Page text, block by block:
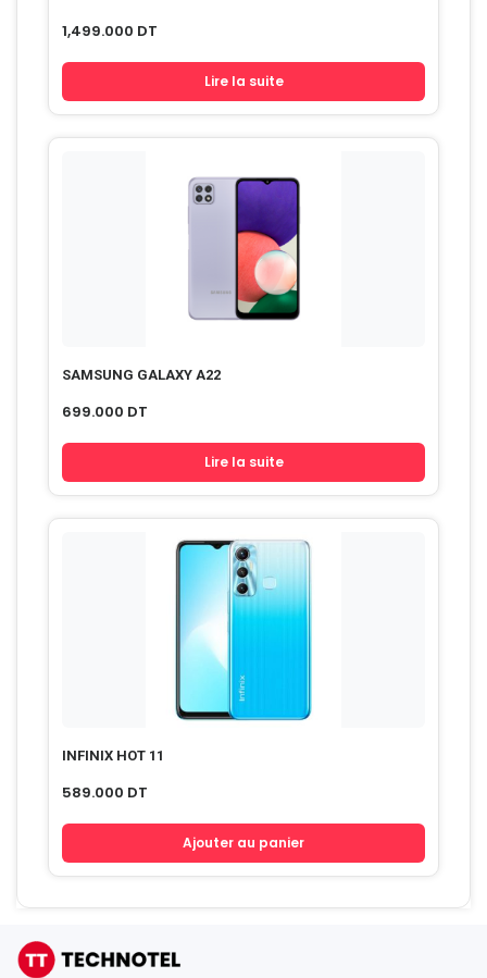
1,499.000 DT
Lire la suite
SAMSUNG GALAXY A22
699.000 DT
Lire la suite
INFINIX HOT 11
589.000 DT
Ajouter au panier